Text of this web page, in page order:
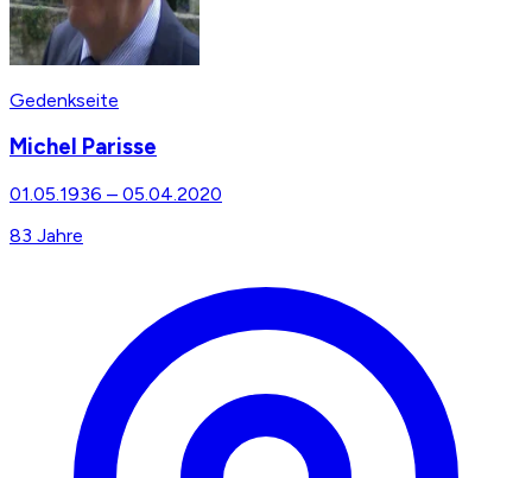
Gedenkseite
Michel Parisse
01.05.1936 – 05.04.2020
83 Jahre